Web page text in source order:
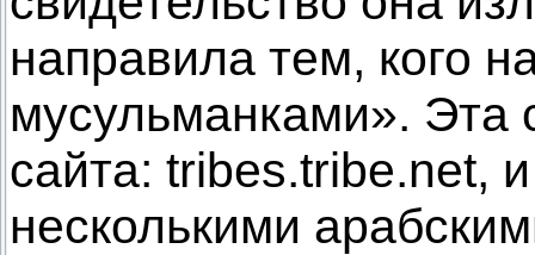
направила тем, кого
мусульманками». Эта
сайта: tribes.tribe.net,
несколькими